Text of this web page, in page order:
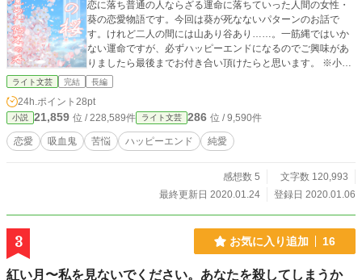
恋に落ち普通の人ならざる運命に落ちていった人間の女性・
葵の恋愛物語です。今回は葵が死なないパターンのお話で
す。けれど二人の間には山あり谷あり……。一筋縄ではいか
ない運命ですが、必ずハッピーエンドになるのでご興味があ
りましたら最後までお付き合い頂けたらと思います。 ※小説
家になろう様でも連載しております
ライト文芸 完結 長編
24h.ポイント 28pt
小説 21,859 位 / 228,589件 ライト文芸 286 位 / 9,590件
恋愛 吸血鬼 苦悩 ハッピーエンド 純愛
感想数 5
文字数 120,993
最終更新日 2020.01.24
登録日 2020.01.06
3 お気に入り追加 16
紅い月〜私を見ないでください。あなたを殺してしまうか